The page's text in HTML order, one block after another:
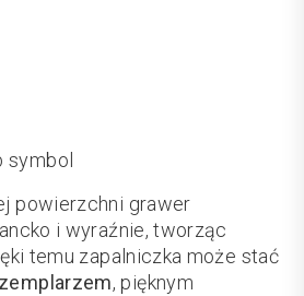
symbol
powierzchni grawer
i wyraźnie, tworząc
temu zapalniczka może stać
, pięknym